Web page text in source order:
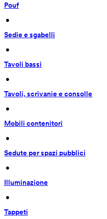
Pouf
•
Sedie e sgabelli
•
Tavoli bassi
•
Tavoli, scrivanie e consolle
•
Mobili contenitori
•
Sedute per spazi pubblici
•
Illuminazione
•
Tappeti